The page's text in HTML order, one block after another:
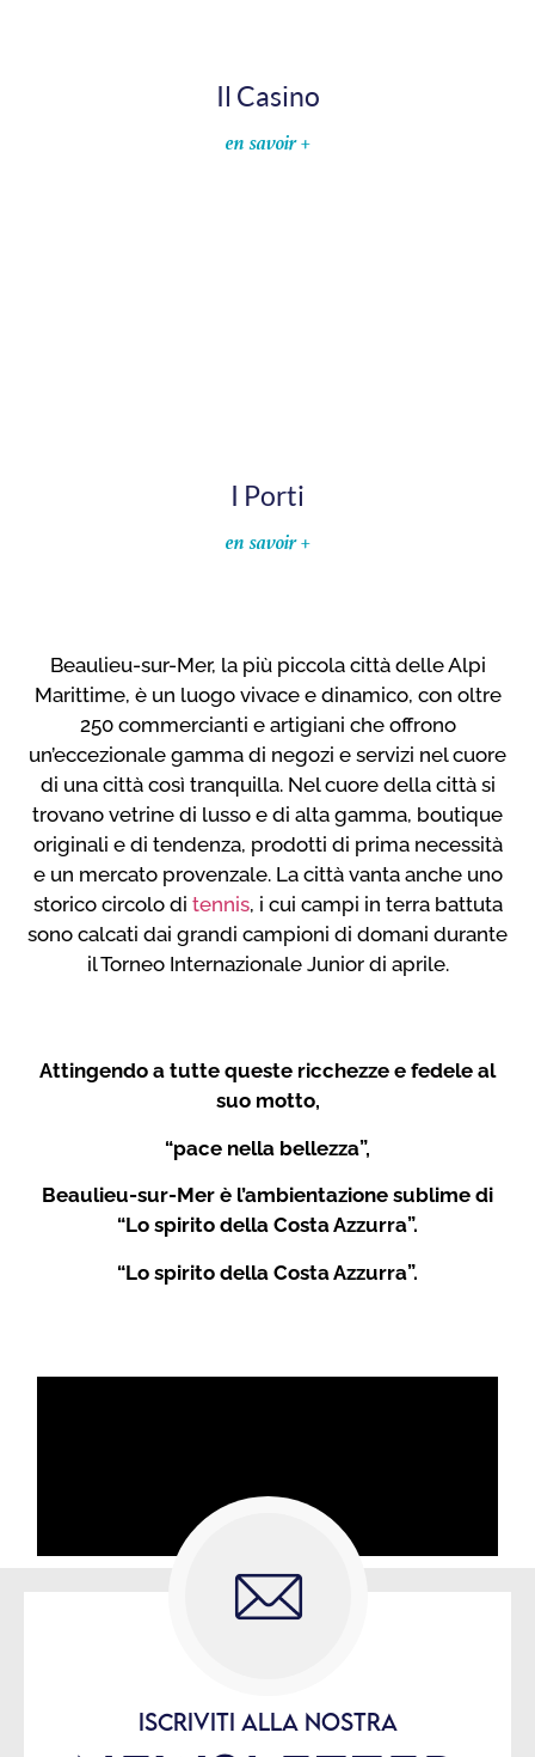
Il Casino
en savoir +
I Porti
en savoir +
Beaulieu-sur-Mer, la più piccola città delle Alpi
Marittime, è un luogo vivace e dinamico, con oltre
250 commercianti e artigiani che offrono
un’eccezionale gamma di negozi e servizi nel cuore
di una città così tranquilla. Nel cuore della città si
trovano vetrine di lusso e di alta gamma, boutique
originali e di tendenza, prodotti di prima necessità
e un mercato provenzale. La città vanta anche uno
storico circolo di tennis, i cui campi in terra battuta
sono calcati dai grandi campioni di domani durante
il Torneo Internazionale Junior di aprile.
Attingendo a tutte queste ricchezze e fedele al
suo motto,
“pace nella bellezza”,
Beaulieu-sur-Mer è l’ambientazione sublime di
“Lo spirito della Costa Azzurra”.
“Lo spirito della Costa Azzurra”.
ISCRIVITI ALLA NOSTRA